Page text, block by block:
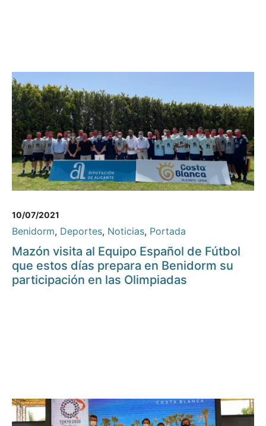
10/07/2021
Benidorm, Deportes, Noticias, Portada
Mazón visita al Equipo Español de Fútbol
que estos días prepara en Benidorm su
participación en las Olimpiadas